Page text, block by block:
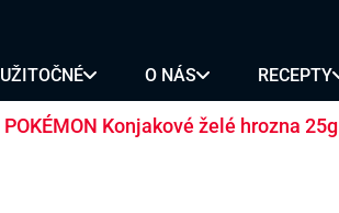
CUKRÍKY
ČIPSY
ŽELÉ
UŽITOČNÉ O NÁS RECEPTY
POKÉMON Konjakové želé hrozna 25g